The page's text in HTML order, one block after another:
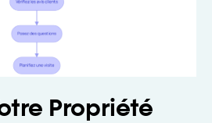
Propriété